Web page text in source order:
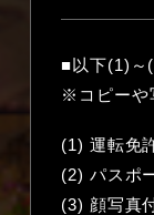
■以下(1)～
※コピーや
(1) 運転免
(2) パスポ
(3) 顔写真